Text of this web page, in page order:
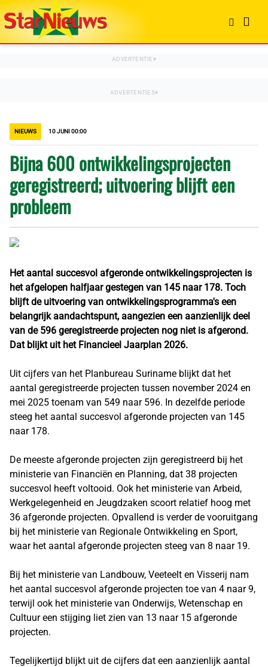
NIEUWS 10 JUNI 00:00
Bijna 600 ontwikkelingsprojecten
geregistreerd; uitvoering blijft een
probleem
Het aantal succesvol afgeronde ontwikkelingsprojecten is
het afgelopen halfjaar gestegen van 145 naar 178. Toch
blijft de uitvoering van ontwikkelingsprogramma's een
belangrijk aandachtspunt, aangezien een aanzienlijk deel
van de 596 geregistreerde projecten nog niet is afgerond.
Dat blijkt uit het Financieel Jaarplan 2026.
Uit cijfers van het Planbureau Suriname blijkt dat het
aantal geregistreerde projecten tussen november 2024 en
mei 2025 toenam van 549 naar 596. In dezelfde periode
steeg het aantal succesvol afgeronde projecten van 145
naar 178.
De meeste afgeronde projecten zijn geregistreerd bij het
ministerie van Financiën en Planning, dat 38 projecten
succesvol heeft voltooid. Ook het ministerie van Arbeid,
Werkgelegenheid en Jeugdzaken scoort relatief hoog met
36 afgeronde projecten. Opvallend is verder de vooruitgang
bij het ministerie van Regionale Ontwikkeling en Sport,
waar het aantal afgeronde projecten steeg van 8 naar 19.
Bij het ministerie van Landbouw, Veeteelt en Visserij nam
het aantal succesvol afgeronde projecten toe van 4 naar 9,
terwijl ook het ministerie van Onderwijs, Wetenschap en
Cultuur een stijging liet zien van 13 naar 15 afgeronde
projecten.
Tegelijkertijd blijkt uit de cijfers dat een aanzienlijk aantal